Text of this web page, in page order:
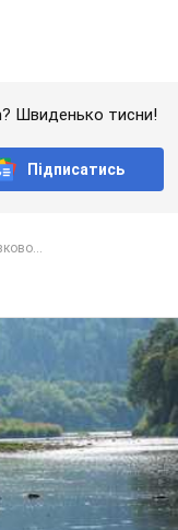
Швиденько тисни!
Підписатись